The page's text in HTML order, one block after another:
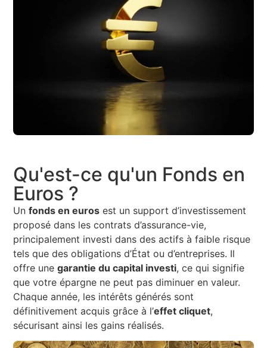
Qu'est-ce qu'un Fonds en
Euros ?
Unfonds en euros est un support d’investissement
proposé dans les contrats d’assurance-vie,
principalement investi dans des actifs à faible risque
tels que des obligations d’État ou d’entreprises. Il
offre unegarantie du capital investi, ce qui signifie
que votre épargne ne peut pas diminuer en valeur.
Chaque année, les intérêts générés sont
définitivement acquis grâce à l’effet cliquet,
sécurisant ainsi les gains réalisés.